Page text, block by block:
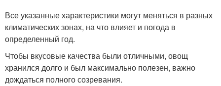
Все указанные характеристики могут меняться в разных
климатических зонах, на что влияет и погода в
определенный год.
Чтобы вкусовые качества были отличными, овощ
хранился долго и был максимально полезен, важно
дождаться полного созревания.